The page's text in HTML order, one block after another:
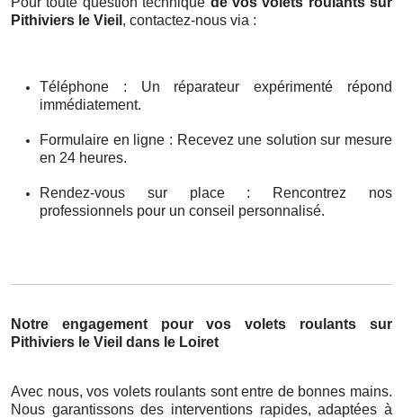
Pithiviers le Vieil , contactez-nous via :
Téléphone : Un réparateur expérimenté répond
immédiatement.
Formulaire en ligne : Recevez une solution sur mesure
en 24 heures.
Rendez-vous sur place : Rencontrez nos
professionnels pour un conseil personnalisé.
Notre engagement pour vos volets roulants sur
Pithiviers le Vieil dans le Loiret
Avec nous, vos volets roulants sont entre de bonnes mains.
Nous garantissons des interventions rapides, adaptées à